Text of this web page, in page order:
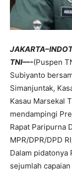
TNI—-(Puspen
Subiyanto
Simanjuntak,
Kasau Marsekal
mendampingi
Rapat Paripurna
MPR/DPR/DPD
Dalam pidatonya
sejumlah